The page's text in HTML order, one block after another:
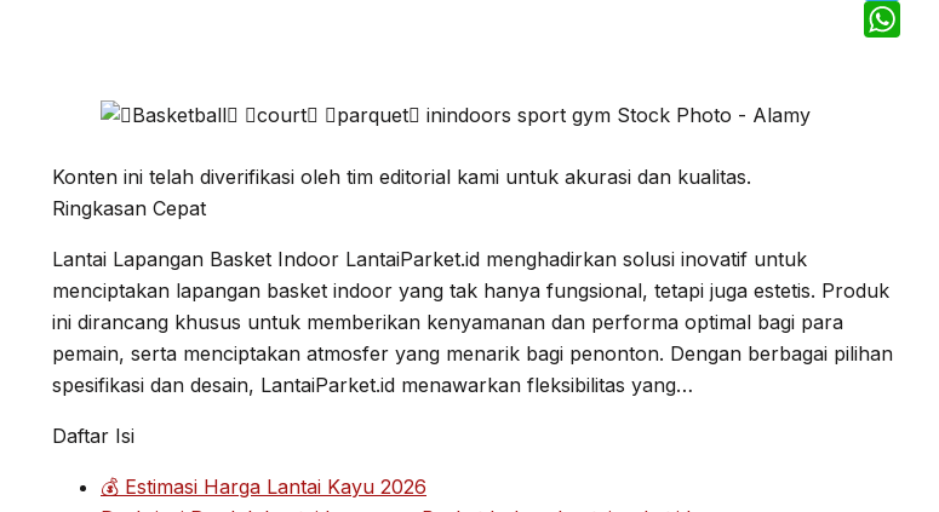
Telegram
Konten ini telah diverifikasi oleh tim editorial kami untuk akurasi dan kualitas.
Ringkasan Cepat
Lantai Lapangan Basket Indoor LantaiParket.id menghadirkan solusi inovatif untuk
menciptakan lapangan basket indoor yang tak hanya fungsional, tetapi juga estetis. Produk
ini dirancang khusus untuk memberikan kenyamanan dan performa optimal bagi para
pemain, serta menciptakan atmosfer yang menarik bagi penonton. Dengan berbagai pilihan
spesifikasi dan desain, LantaiParket.id menawarkan fleksibilitas yang…
Daftar Isi
💰 Estimasi Harga Lantai Kayu 2026